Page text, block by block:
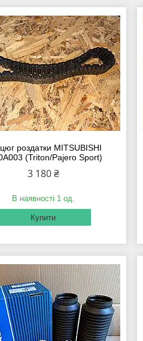
роздатки MITSUBISHI
(Triton/Pajero Sport)
3 180 ₴
В наявності 1 од.
Купити